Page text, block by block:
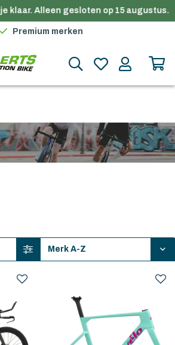
klaar. Alleen gesloten op 15 augustus.
in België vanaf €100
Premium merken
in België vanaf €100